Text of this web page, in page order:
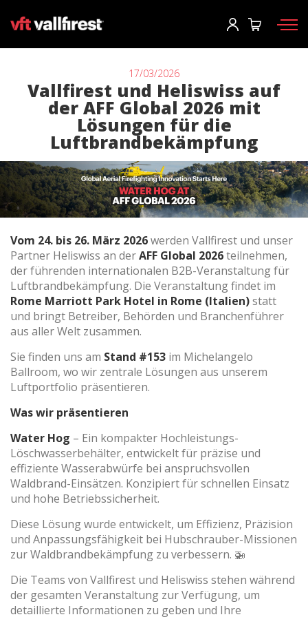
Einloggen
User*
Passwort*
Einloggen
o
Ein konto erstellen
Feuerwehrausrüstung
Rucksäcke
Werkzeuge
Tragkraftspritzen und Maschinen
Waldbrandfahrzeuge
Aerial
Zubehör
ES EN FR DE IT PT
(+34) 93 867 87 79
Kontaktiere uns
17/03/2026
Vallfirest und Heliswiss auf
der AFF Global 2026 mit
Lösungen für die
Luftbrandbekämpfung
Vom 24. bis 26. März 2026werden Vallfirest und unser
Partner Heliswiss an derAFF Global 2026teilnehmen,
der führenden internationalen B2B-Veranstaltung für
Luftbrandbekämpfung. Die Veranstaltung findet im
Rome Marriott Park Hotel in Rome (Italien)statt
und bringt Betreiber, Behörden und Branchenführer
aus aller Welt zusammen.
Sie finden uns am Stand #153 im Michelangelo
Ballroom, wo wir zentrale Lösungen aus unserem
Luftportfolio präsentieren.
Was wir präsentieren
Water Hog – Ein kompakter Hochleistungs-
Löschwasserbehälter, entwickelt für präzise und
effiziente Wasserabwürfe bei anspruchsvollen
Waldbrand-Einsätzen. Konzipiert für schnellen Einsatz
und hohe Betriebssicherheit.
Diese Lösung wurde entwickelt, um Effizienz, Präzision
und Anpassungsfähigkeit bei Hubschrauber-Missionen
zur Waldbrandbekämpfung zu verbessern. 🚁
Die Teams von Vallfirest und Heliswiss stehen während
der gesamten Veranstaltung zur Verfügung, um
detaillierte Informationen zu geben und Ihre
Cookies ändern
Technik und Funktional
Immer aktiv